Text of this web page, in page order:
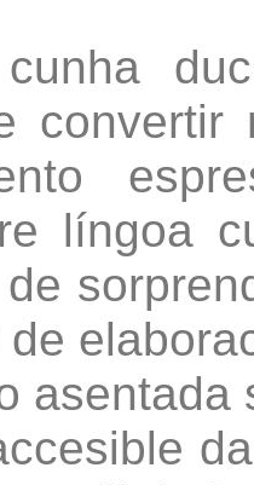
convertir
língoa
asentada